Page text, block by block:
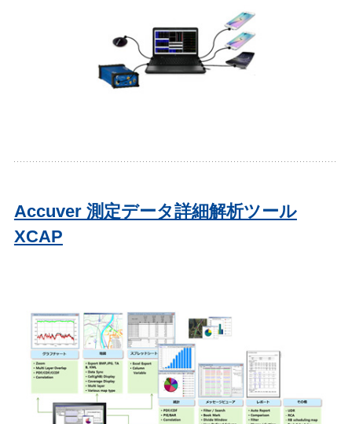
Accuver 測定データ詳細解析ツール
XCAP